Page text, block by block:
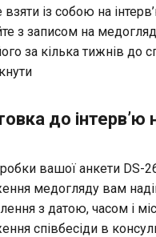
взяти із собою на
з записом на
за кілька тижнів до
до інтерв’ю
вашої анкети DS-
медогляду вам
з датою, часом і
співбесіди в